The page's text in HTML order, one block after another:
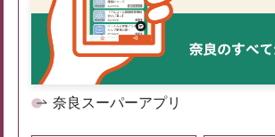
奈良スーパーアプリ